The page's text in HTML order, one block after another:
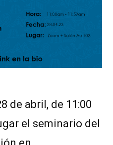
de abril, de 11:00
el seminario del